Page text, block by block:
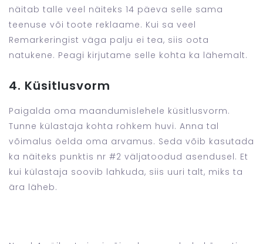
näitab talle veel näiteks 14 päeva selle sama
teenuse või toote reklaame. Kui sa veel
Remarkeringist väga palju ei tea, siis oota
natukene. Peagi kirjutame selle kohta ka lähemalt.
4. Küsitlusvorm
Paigalda oma maandumislehele küsitlusvorm.
Tunne külastaja kohta rohkem huvi. Anna tal
võimalus öelda oma arvamus. Seda võib kasutada
ka näiteks punktis nr #2 väljatoodud asendusel. Et
kui külastaja soovib lahkuda, siis uuri talt, miks ta
ära läheb.